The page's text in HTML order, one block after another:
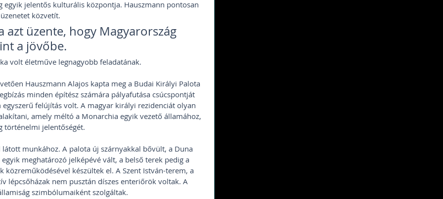
egyik jelentős kulturális központja. Hauszmann pontosan
közvetít.
azt üzente, hogy Magyarország
a jövőbe.
volt életműve legnagyobb feladatának.
Hauszmann Alajos kapta meg a Budai Királyi Palota
minden építész számára pályafutása csúcspontját
felújítás volt. A magyar királyi rezidenciát olyan
amely méltó a Monarchia egyik vezető államához,
történelmi jelentőségét.
munkához. A palota új szárnyakkal bővült, a Duna
meghatározó jelképévé vált, a belső terek pedig a
közreműködésével készültek el. A Szent István-terem, a
lépcsőházak nem pusztán díszes enteriőrök voltak. A
szimbólumaiként szolgáltak.